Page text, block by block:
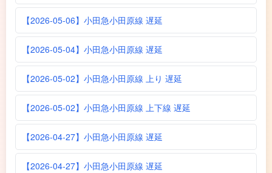
【2026-05-06】小田急小田原線 遅延
【2026-05-04】小田急小田原線 遅延
【2026-05-02】小田急小田原線 上り 遅延
【2026-05-02】小田急小田原線 上下線 遅延
【2026-04-27】小田急小田原線 遅延
【2026-04-27】小田急小田原線 遅延